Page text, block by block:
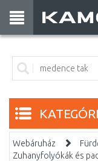
Webáruház
Zuhanyfolyókák és